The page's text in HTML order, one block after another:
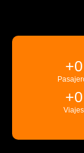
+0
Viajes
+0